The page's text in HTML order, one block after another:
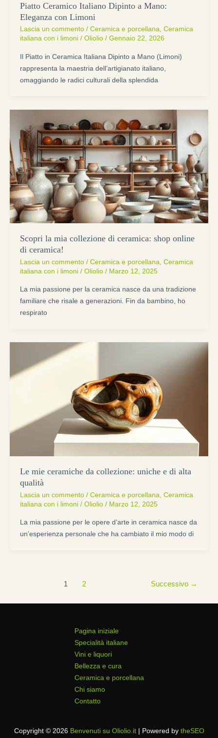
Piatto Ceramico Italiano Dipinto a Mano:
Eleganza con Limoni
Lascia un commento / Ceramica e porcellana, Ceramica
italiana con i limoni/ Oliolio / Gennaio 22, 2026
Il Piatto in Ceramica Italiana Dipinto a Mano (Limoni)
rappresenta la maestria dell’artigianato italiano,
omaggiando le radici culturali della splendida
Scopri la mia collezione di ceramica: shop online
di ceramica!
Lascia un commento / Ceramica e porcellana, Ceramica
italiana con i limoni/ Oliolio / Marzo 12, 2025
La mia passione per la ceramica nasce da una tradizione
familiare che risale a generazioni. Fin da bambino, ho
respirato
Le mie ceramiche da collezione: uniche e di alta
qualità
Lascia un commento / Ceramica e porcellana Ceramica
italiana con i limoni/ Oliolio / Marzo 12, 2025
La mia passione per le opere d’arte in ceramica nasce da
un’esperienza personale che ha cambiato il mio modo di
1 2 Successivo →
Pagina iniziale
Specialità italiane
Vini e liquori
Bellezza e cura
Ceramica e porcellana
Chi siamo
Contatto
Copyright © 2026 Benvenuti su Oliolio.it| Powered by theSEO